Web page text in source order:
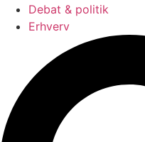
Debat & politik
Erhverv